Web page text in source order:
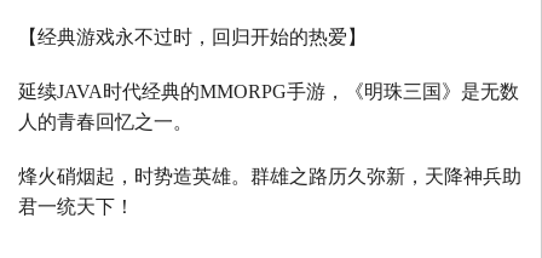
【经典游戏永不过时，回归开始的热爱】
延续JAVA时代经典的MMORPG手游，《明珠三国》是无数
人的青春回忆之一。
烽火硝烟起，时势造英雄。群雄之路历久弥新，天降神兵助
君一统天下！